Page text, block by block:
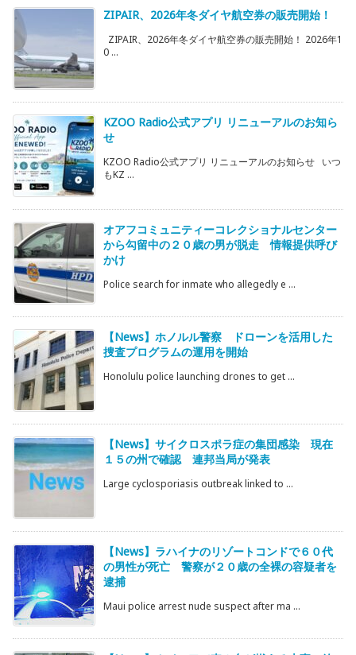
ZIPAIR、2026年冬ダイヤ航空券の販売開始！
ZIPAIR、2026年冬ダイヤ航空券の販売開始！ 2026年1
0 ...
KZOO Radio公式アプリ リニューアルのお知ら
せ
KZOO Radio公式アプリ リニューアルのお知らせ いつ
もKZ ...
オアフコミュニティーコレクショナルセンター
から勾留中の２０歳の男が脱走 情報提供呼び
かけ
Police search for inmate who allegedly e ...
【News】ホノルル警察 ドローンを活用した
捜査プログラムの運用を開始
Honolulu police launching drones to get ...
【News】サイクロスポラ症の集団感染 現在
１５の州で確認 連邦当局が発表
Large cyclosporiasis outbreak linked to ...
【News】ラハイナのリゾートコンドで６０代
の男性が死亡 警察が２０歳の全裸の容疑者を
逮捕
Maui police arrest nude suspect after ma ...